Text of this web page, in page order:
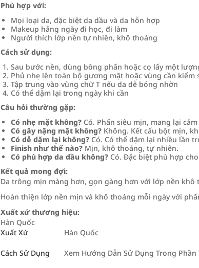
Phù hợp với:
Mọi loại da, đặc biệt da dầu và da hỗn hợp
Makeup hằng ngày đi học, đi làm
Người thích lớp nền tự nhiên, khô thoáng
Cách sử dụng:
Sau bước nền, dùng bông phấn hoặc cọ lấy một
Phủ nhẹ lên toàn bộ gương mặt hoặc vùng cần kiểm
Tập trung vào vùng chữ T nếu da dễ bóng nhờn
Có thể dặm lại trong ngày khi cần
Câu hỏi thường gặp:
Có nhẹ mặt không? Có. Phấn siêu mịn, mang lại
Có gây nặng mặt không? Không. Kết cấu bột mịn,
Có dễ dặm lại không? Có. Có thể dặm lại nhiều lần
Finish như thế nào? Mịn, khô thoáng, tự nhiên.
Có phù hợp da dầu không? Có. Đặc biệt phù hợp
Kết quả mong đợi:
Da trông mịn màng hơn, gọn gàng hơn với lớp nền
Hoàn thiện lớp nền mịn và khô thoáng mỗi ngày với
Xuất xứ thương hiệu:
Hàn Quốc
Xuất Xứ
Hàn Quốc
Cách Sử Dụng Xem Hướng Dẫn Sử Dụng Trong